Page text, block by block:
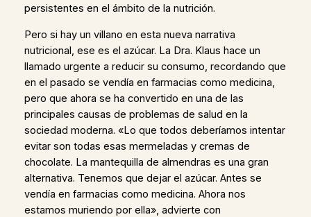
persistentes en el ámbito de la nutrición.
Pero si hay un villano en esta nueva narrativa
nutricional, ese es el azúcar. La Dra. Klaus hace un
llamado urgente a reducir su consumo, recordando que
en el pasado se vendía en farmacias como medicina,
pero que ahora se ha convertido en una de las
principales causas de problemas de salud en la
sociedad moderna. «Lo que todos deberíamos intentar
evitar son todas esas mermeladas y cremas de
chocolate. La mantequilla de almendras es una gran
alternativa. Tenemos que dejar el azúcar. Antes se
vendía en farmacias como medicina. Ahora nos
estamos muriendo por ella», advierte con